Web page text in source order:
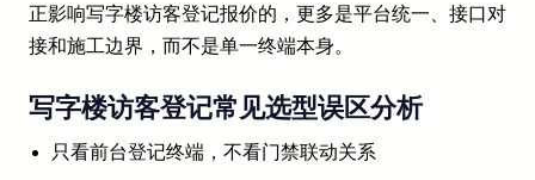
正影响写字楼访客登记报价的，更多是平台统一、接口对
接和施工边界，而不是单一终端本身。
写字楼访客登记常见选型误区分析
只看前台登记终端，不看门禁联动关系